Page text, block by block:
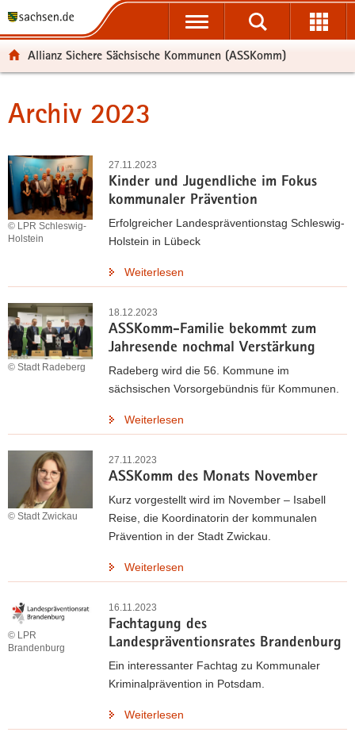
t
ü
e
r
g
e
i
d
e
N
a
o
n
t
n
v
i
g
i
p
n
a
l
t
-
e
r
e
c
h
Allianz Sichere Sächsische Kommunen (ASSKomm)
Hauptinhalt
Archiv 2023
27.11.2023
Kinder und Jugendliche im Fokus
kommunaler Prävention
© LPR Schleswig-
Holstein
Erfolgreicher Landespräventionstag Schleswig-
Holstein in Lübeck
Weiterlesen
18.12.2023
ASSKomm-Familie bekommt zum
Jahresende nochmal Verstärkung
© Stadt Radeberg
Radeberg wird die 56. Kommune im
sächsischen Vorsorgebündnis für Kommunen.
Weiterlesen
27.11.2023
ASSKomm des Monats November
© Stadt Zwickau
Kurz vorgestellt wird im November – Isabell
Reise, die Koordinatorin der kommunalen
Prävention in der Stadt Zwickau.
Weiterlesen
16.11.2023
Fachtagung des
Landespräventionsrates Brandenburg
© LPR
Brandenburg
Ein interessanter Fachtag zu Kommunaler
Kriminalprävention in Potsdam.
Weiterlesen